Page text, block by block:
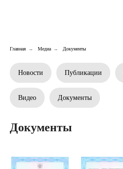
Главная → Медиа → Документы
Новости Публикации
Видео Документы
Документы